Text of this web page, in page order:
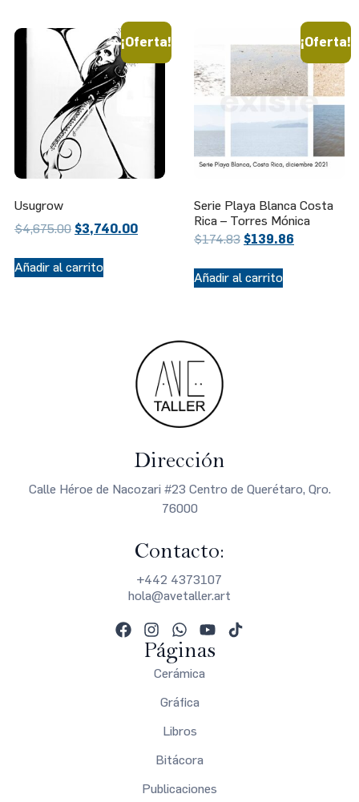
¡Oferta!
Usugrow
$4,675.00 $3,740.00
Añadir al carrito
¡Oferta!
Serie Playa Blanca Costa
Rica – Torres Mónica
$174.83 $139.86
Añadir al carrito
Dirección
Calle Héroe de Nacozari #23 Centro de Querétaro, Qro.
76000
Contacto:
+442 4373107
hola@avetaller.art
Páginas
Cerámica
Gráfica
Libros
Bitácora
Publicaciones